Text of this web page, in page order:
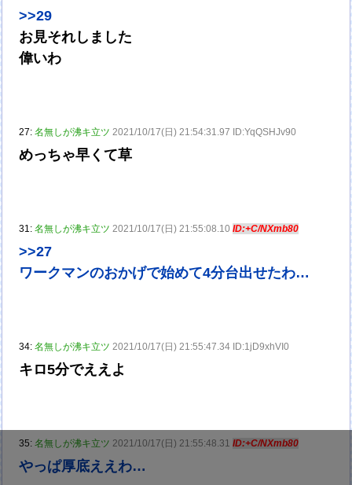
>>29
お見それしました
偉いわ
27:名無しが沸キ立ツ 2021/10/17(日) 21:54:31.97 ID:YqQSHJv90
めっちゃ早くて草
31:名無しが沸キ立ツ 2021/10/17(日) 21:55:08.10ID:+C/NXmb80
>>27
ワークマンのおかげで始めて4分台出せたわ…
34:名無しが沸キ立ツ 2021/10/17(日) 21:55:47.34 ID:1jD9xhVI0
キロ5分でええよ
35:名無しが沸キ立ツ 2021/10/17(日) 21:55:48.31ID:+C/NXmb80
やっぱ厚底ええわ…